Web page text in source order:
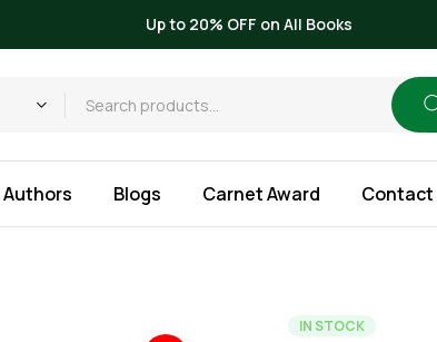
Up to 20% OFF on All Books
Authors Blogs Carnet Award Contact
IN STOCK